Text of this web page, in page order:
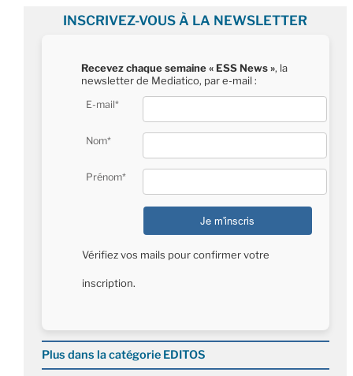
INSCRIVEZ-VOUS À LA NEWSLETTER
Recevez chaque semaine « ESS News », la
newsletter de Mediatico, par e-mail :
E-mail*
Nom*
Prénom*
Vérifiez vos mails pour confirmer votre
inscription.
Plus dans la catégorie EDITOS